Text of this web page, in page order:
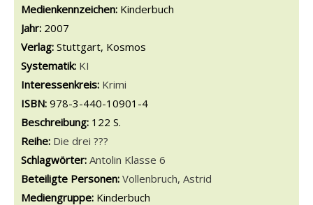
Medienkennzeichen: Kinderbuch
Jahr: 2007
Verlag: Stuttgart, Kosmos
opens in new tab
Diesen Link in neuem Tab öffnen
Systematik: Suche nach dieser Systematik
KI
Interessenkreis: Suche nach diesem Interessenskreis
Krimi
ISBN: 978-3-440-10901-4
Beschreibung: 122 S.
Reihe: Die drei ???
Schlagwörter: Antolin Klasse 6
Beteiligte Personen: Suche nach dieser Beteiligten Person
Vollenbruch, Astrid
Mediengruppe: Kinderbuch